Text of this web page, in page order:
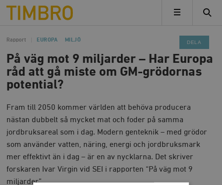
Timbro
MENY
Rapport EUROPA MILJÖ
På väg mot 9 miljarder – Har Europa
råd att gå miste om GM-grödornas
potential?
Fram till 2050 kommer världen att behöva producera
nästan dubbelt så mycket mat och foder på samma
jordbruksareal som i dag. Modern genteknik – med grödor
som använder vatten, näring, energi och jordbruksmark
mer effektivt än i dag – är en av nycklarna. Det skriver
forskaren Ivar Virgin vid SEI i rapporten “På väg mot 9
miljarder”.
DELA